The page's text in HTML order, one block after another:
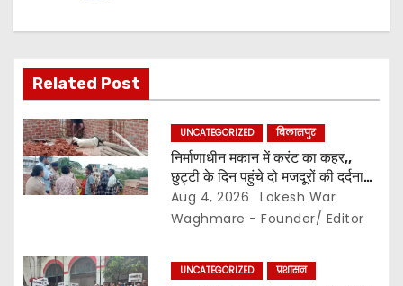
a
t
i
o
Related Post
UNCATEGORIZED बिलासपुर
निर्माणाधीन मकान में करंट का कहर,,
छुट्टी के दिन पहुंचे दो मजदूरों की दर्दनाक
मौत,, सुरक्षा इंतजामों पर उठे सवाल…
Aug 4, 2026
Lokesh War
Waghmare - Founder/ Editor
UNCATEGORIZED प्रशासन